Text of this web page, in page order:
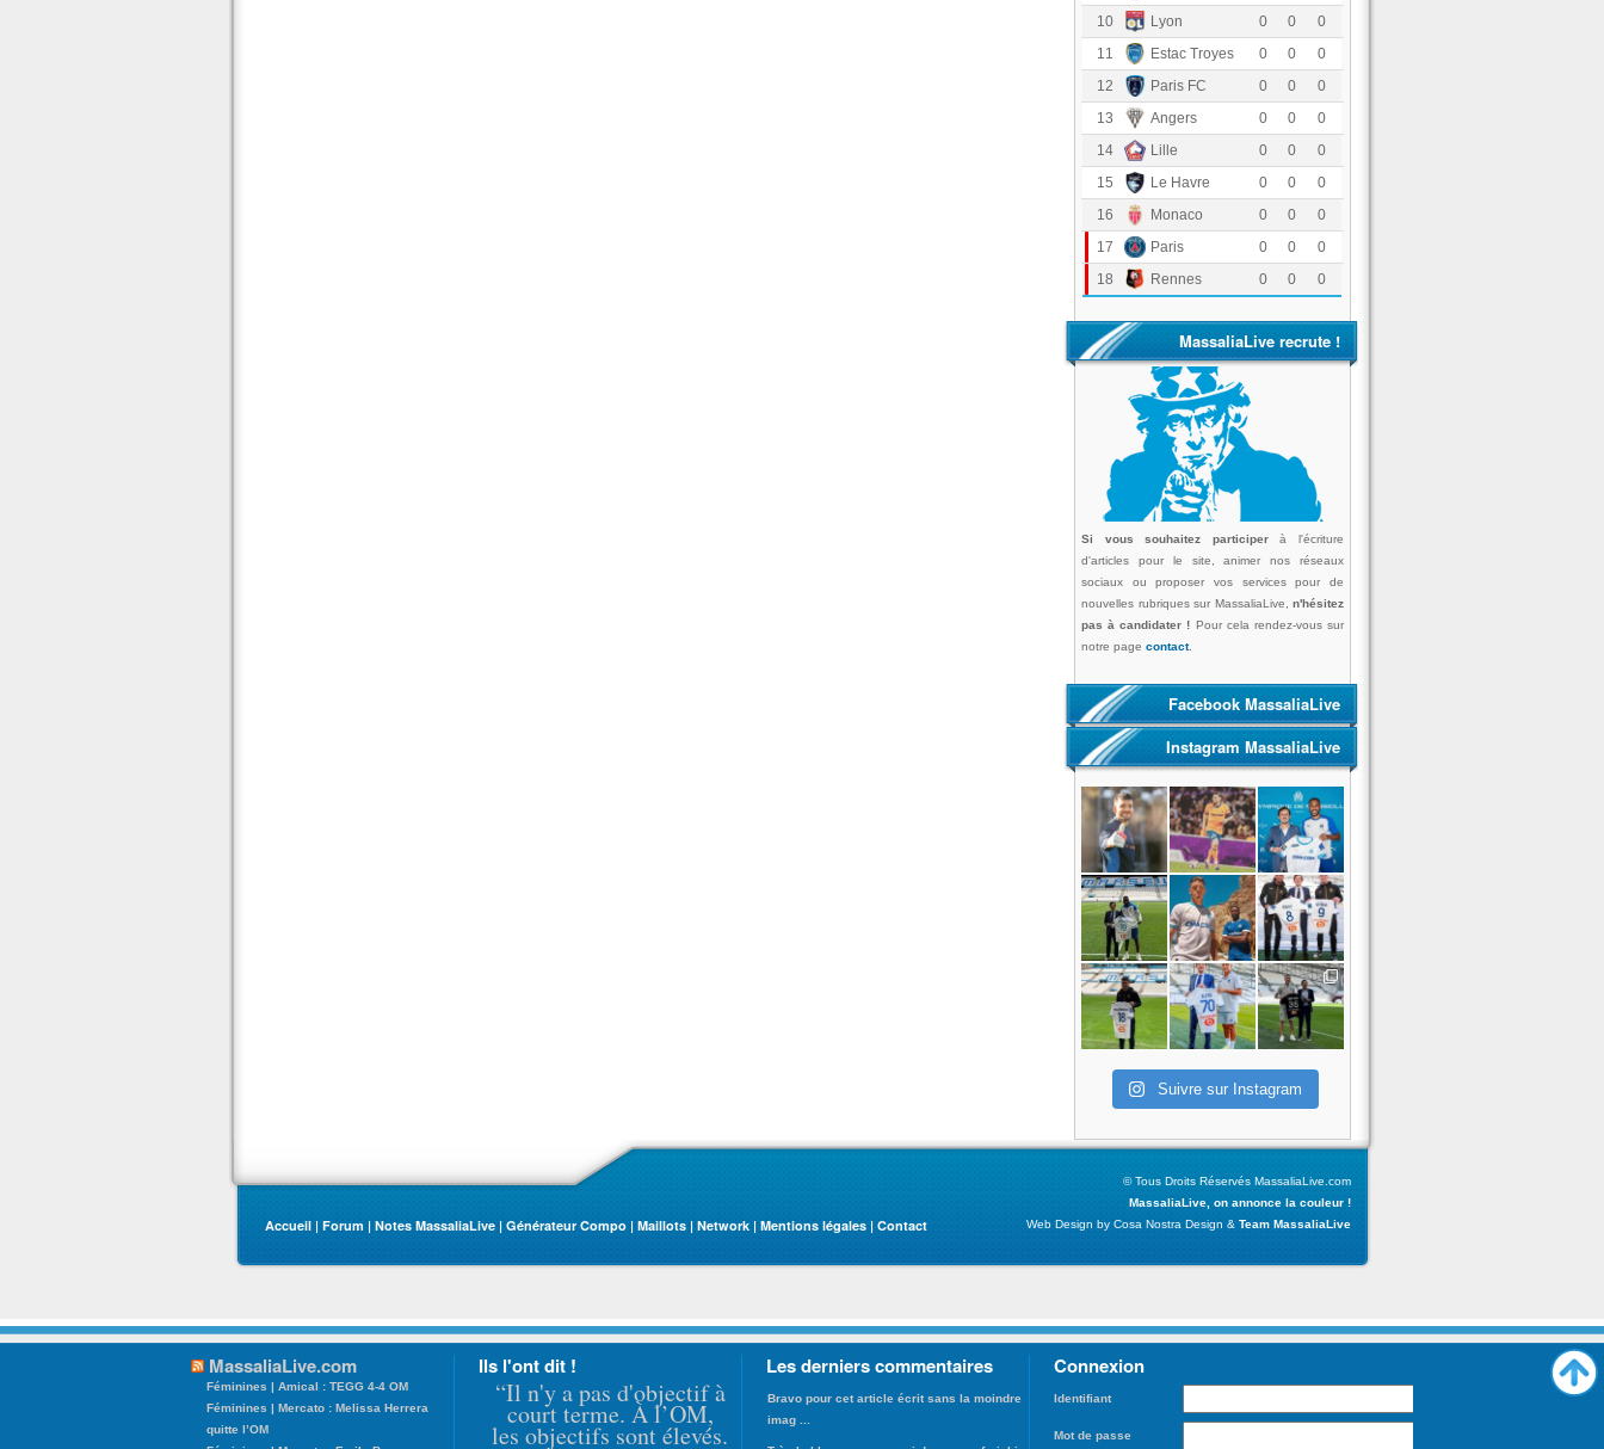
10
Olympique Lyonnais
0 0
0
11
Estac Troyes 0 0
0
12
Paris FC 0 0
0
13
Angers SCO 0 0
0
14
LOSC Lille 0 0
0
15
Havre Athletic Club
0 0
0
16
AS Monaco 0 0
0
17
Paris Saint-Germain
0 0
0
18
Stade Rennais FC
0 0 0
MassaliaLive recrute !
Si vous souhaitez participerà l'écriture
d'articles pour le site, animer nos réseaux
sociaux ou proposer vos services pour de
nouvelles rubriques sur MassaliaLive, n'hésitez
pas à candidater ! Pour cela rendez-vous sur
notre page contact.
Facebook MassaliaLive
Instagram MassaliaLive
Suivre sur Instagram
Accueil | Forum | Notes MassaliaLive | Générateur Compo | Maillots | Network | Mentions légales | Contact
© Tous Droits Réservés MassaliaLive.com
MassaliaLive, on annonce la couleur !
Web Design by Cosa Nostra Design & Team MassaliaLive
MassaliaLive.com
Féminines | Amical : TEGG 4-4 OM
Féminines | Mercato : Melissa Herrera
quitte l’OM
Ils l'ont dit !
“Il n'y a pas d'objectif à
court terme. À l’OM,
les objectifs sont élevés.
Les derniers commentaires
Bravo pour cet article écrit sans la moindre
imag ...
Connexion
Identifiant
Mot de passe